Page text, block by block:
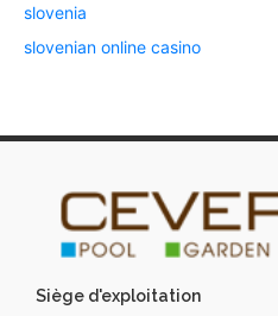
slovenia
slovenian online casino
Siège d'exploitation